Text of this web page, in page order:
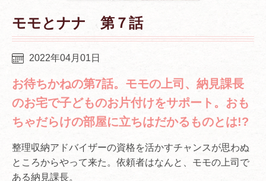
モモとナナ 第７話
2022年04月01日
お待ちかねの第7話。モモの上司、納見課長
のお宅で子どものお片付けをサポート。おも
ちゃだらけの部屋に立ちはだかるものとは!?
整理収納アドバイザーの資格を活かすチャンスが思わぬ
ところからやって来た。依頼者はなんと、モモの上司で
ある納見課長。